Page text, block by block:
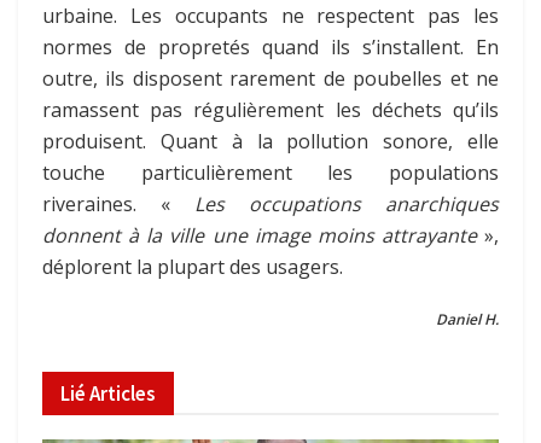
urbaine. Les occupants ne respectent pas les
normes de propretés quand ils s’installent. En
outre, ils disposent rarement de poubelles et ne
ramassent pas régulièrement les déchets qu’ils
produisent. Quant à la pollution sonore, elle
touche particulièrement les populations
riveraines. « Les occupations anarchiques
donnent à la ville une image moins attrayante»,
déplorent la plupart des usagers.
Daniel H.
LiéArticles